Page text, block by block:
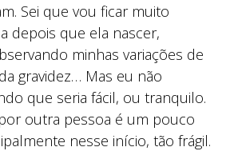
Sei que vou ficar muito
depois que ela nascer,
minhas variações de
gravidez… Mas eu não
que seria fácil, ou tranquilo.
outra pessoa é um pouco
nesse início, tão frágil.